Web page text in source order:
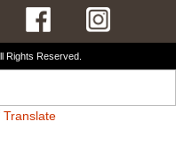
Rights Reserved.
Translate